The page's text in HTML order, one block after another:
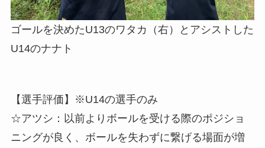
ゴールを決めたU13のワタカ（右）とアシストした
U14のナナト
【選手評価】※U14の選手のみ
☆アツシ：以前よりボールを受ける際のポジショ
ニングが良く、ボールを失わずに繋げる場面が増